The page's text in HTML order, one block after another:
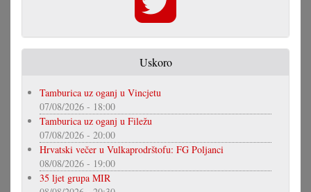
Uskoro
Tamburica uz oganj u Vincjetu
07/08/2026 - 18:00
Tamburica uz oganj u Filežu
07/08/2026 - 20:00
Hrvatski večer u Vulkaprodrštofu: FG Poljanci
08/08/2026 - 19:00
35 ljet grupa MIR